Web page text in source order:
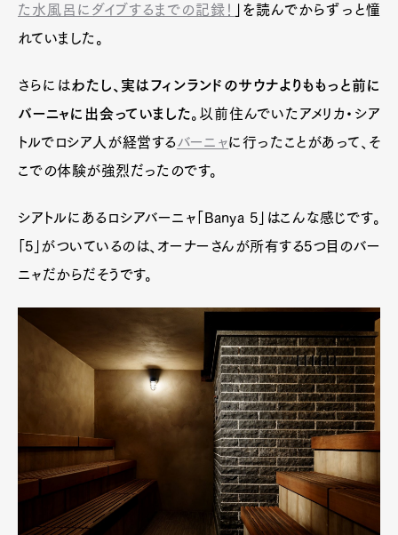
た水風呂にダイブするまでの記録！
」を読んでからずっと憧
れていました。
さらにはわたし、実はフィンランドのサウナよりももっと前に
バーニャに出会っていました。以前住んでいたアメリカ・シア
トルでロシア人が経営するバーニャに行ったことがあって、そ
こでの体験が強烈だったのです。
シアトルにあるロシアバーニャ「Banya 5」はこんな感じです。
「5」がついているのは、オーナーさんが所有する5つ目のバー
ニャだからだそうです。